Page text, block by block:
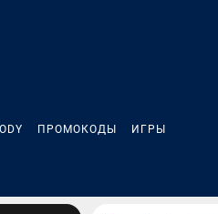
ПРОМОКОДЫ ИГРЫ